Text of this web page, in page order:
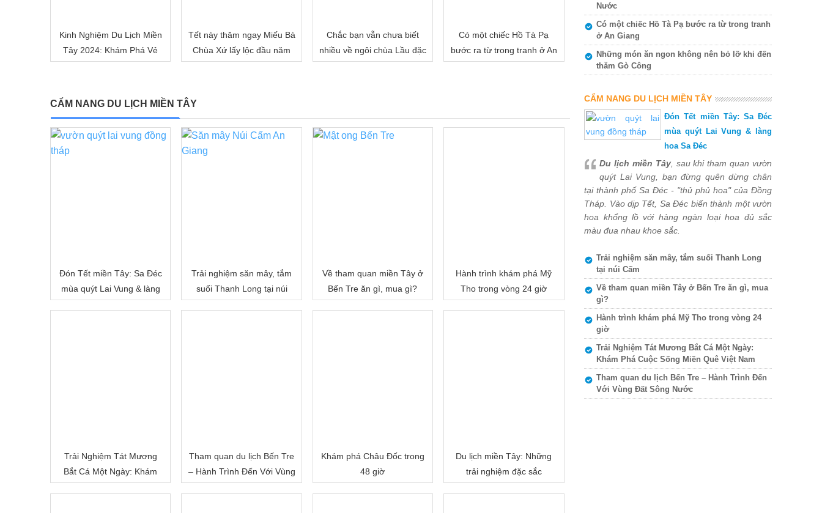
Kinh Nghiệm Du Lịch Miền
Tây 2024: Khám Phá Vẻ
Tết này thăm ngay Miếu Bà
Chùa Xứ lấy lộc đầu năm
Chắc bạn vẫn chưa biết
nhiều về ngôi chùa Lầu đặc
Có một chiếc Hồ Tà Pạ
bước ra từ trong tranh ở An
CẨM NANG DU LỊCH MIỀN TÂY
Đón Tết miền Tây: Sa Đéc
mùa quýt Lai Vung & làng
Trải nghiệm săn mây, tắm
suối Thanh Long tại núi
Về tham quan miền Tây ở
Bến Tre ăn gì, mua gì?
Hành trình khám phá Mỹ
Tho trong vòng 24 giờ
Trải Nghiệm Tát Mương
Bắt Cá Một Ngày: Khám
Tham quan du lịch Bến Tre
– Hành Trình Đến Với Vùng
Khám phá Châu Đốc trong
48 giờ
Du lịch miền Tây: Những
trải nghiệm đặc sắc
Nước
Có một chiếc Hồ Tà Pạ bước ra từ trong tranh
ở An Giang
Những món ăn ngon không nên bỏ lỡ khi đến
thăm Gò Công
CẨM NANG DU LỊCH MIỀN TÂY
Đón Tết miền Tây: Sa Đéc
mùa quýt Lai Vung & làng
hoa Sa Đéc
Du lịch miền Tây, sau khi tham quan vườn
quýt Lai Vung, bạn đừng quên dừng chân
tại thành phố Sa Đéc - "thủ phủ hoa" của Đồng
Tháp. Vào dịp Tết, Sa Đéc biến thành một vườn
hoa khổng lồ với hàng ngàn loại hoa đủ sắc
màu đua nhau khoe sắc.
Trải nghiệm săn mây, tắm suối Thanh Long
tại núi Cấm
Về tham quan miền Tây ở Bến Tre ăn gì, mua
gì?
Hành trình khám phá Mỹ Tho trong vòng 24
giờ
Trải Nghiệm Tát Mương Bắt Cá Một Ngày:
Khám Phá Cuộc Sống Miền Quê Việt Nam
Tham quan du lịch Bến Tre – Hành Trình Đến
Với Vùng Đất Sông Nước